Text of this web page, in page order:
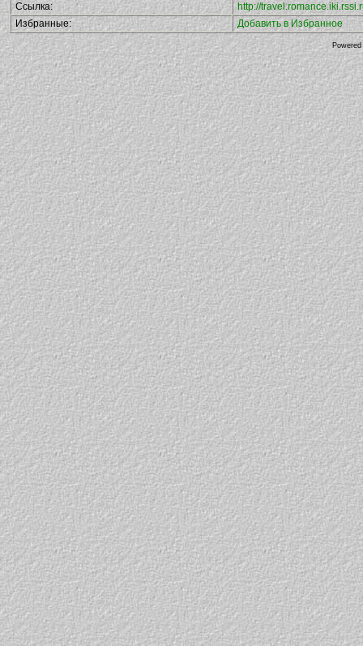
Ссылка:
http://
Избранные:
Добавить в Избранное